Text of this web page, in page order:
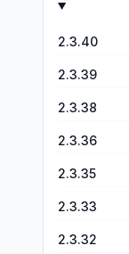
2.3.40
2.3.39
2.3.38
2.3.36
2.3.35
2.3.33
2.3.32